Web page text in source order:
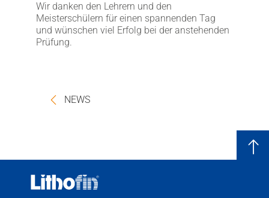
Wir danken den Lehrern und den
Meisterschülern für einen spannenden Tag
und wünschen viel Erfolg bei der anstehenden
Prüfung.
NEWS